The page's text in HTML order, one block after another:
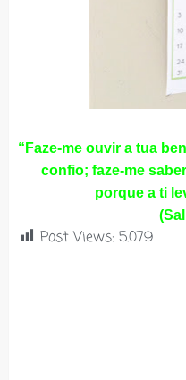
“Faze-me ouvir a tua
confio; faze-me
porque a ti
Post Views: 5.079